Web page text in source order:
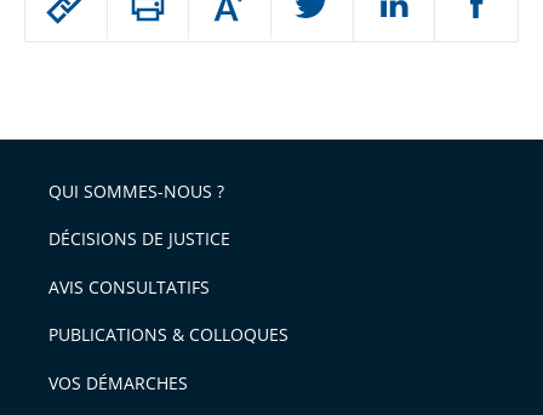
arriver
après
Augmenter
ou
l'article
pour
avant
QUI SOMMES-NOUS ?
DÉCISIONS DE JUSTICE
AVIS CONSULTATIFS
PUBLICATIONS & COLLOQUES
VOS DÉMARCHES